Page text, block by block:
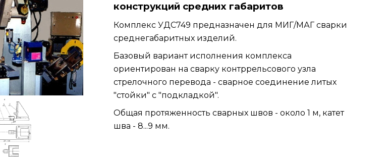
конструкций средних габаритов
Комплекс УДС749 предназначен для МИГ/МАГ сварки
среднегабаритных изделий.
Базовый вариант исполнения комплекса
ориентирован на сварку контррельсового узла
стрелочного перевода - сварное соединение литых
"стойки" с "подкладкой".
Общая протяженность сварных швов - около 1 м, катет
шва - 8...9 мм.